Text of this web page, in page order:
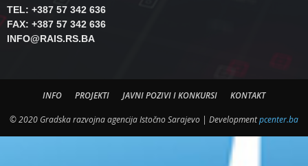
TEL: +387 57 342 636
FAX: +387 57 342 636
INFO@RAIS.RS.BA
INFO PROJEKTI JAVNI POZIVI I KONKURSI KONTAKT
© 2020 Gradska razvojna agencija Istočno Sarajevo | Developmentpcenter.ba